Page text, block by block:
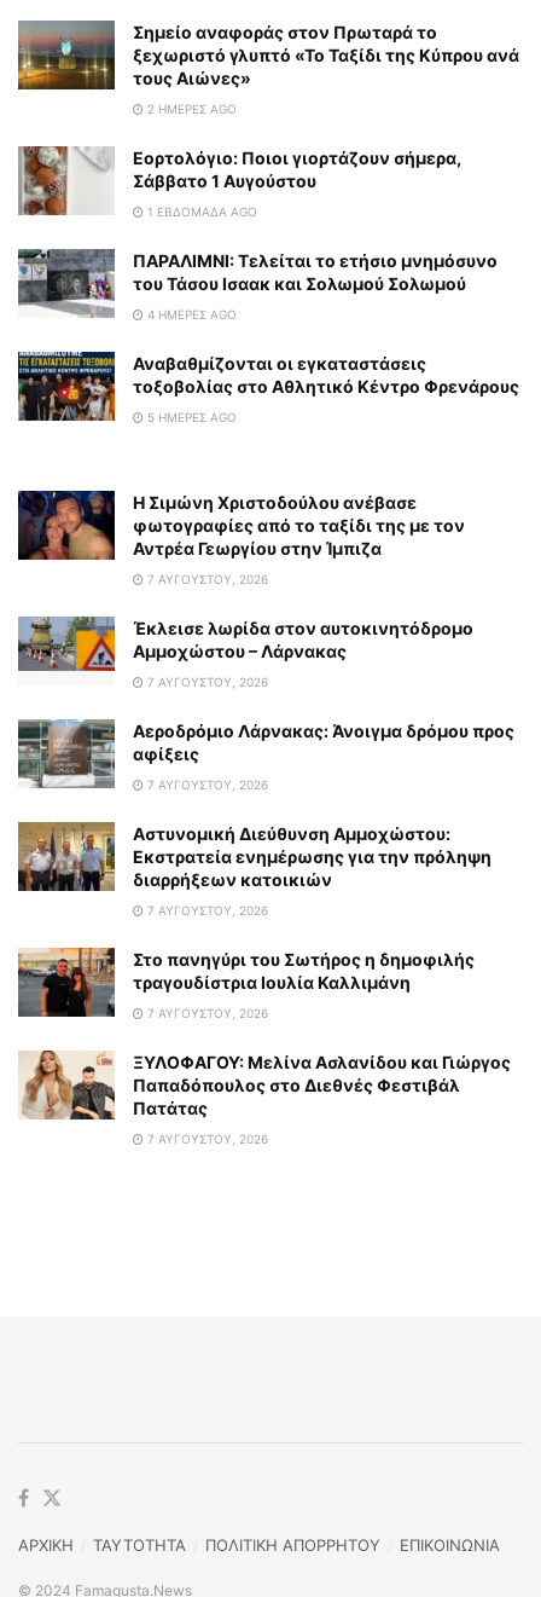
Σημείο αναφοράς στον Πρωταρά το
ξεχωριστό γλυπτό «Το Ταξίδι της Κύπρου ανά
τους Αιώνες»
2 ΗΜΈΡΕΣ AGO
Εορτολόγιο: Ποιοι γιορτάζουν σήμερα,
Σάββατο 1 Αυγούστου
1 ΕΒΔΟΜΆΔΑ AGO
ΠΑΡΑΛΙΜΝΙ: Τελείται το ετήσιο μνημόσυνο
του Τάσου Ισαακ και Σολωμού Σολωμού
4 ΗΜΈΡΕΣ AGO
Αναβαθμίζονται οι εγκαταστάσεις
τοξοβολίας στο Αθλητικό Κέντρο Φρενάρους
5 ΗΜΈΡΕΣ AGO
Η Σιμώνη Χριστοδούλου ανέβασε
φωτογραφίες από το ταξίδι της με τον
Αντρέα Γεωργίου στην Ίμπιζα
7 ΑΥΓΟΎΣΤΟΥ, 2026
Έκλεισε λωρίδα στον αυτοκινητόδρομο
Αμμοχώστου – Λάρνακας
7 ΑΥΓΟΎΣΤΟΥ, 2026
Αεροδρόμιο Λάρνακας: Άνοιγμα δρόμου προς
αφίξεις
7 ΑΥΓΟΎΣΤΟΥ, 2026
Αστυνομική Διεύθυνση Αμμοχώστου:
Εκστρατεία ενημέρωσης για την πρόληψη
διαρρήξεων κατοικιών
7 ΑΥΓΟΎΣΤΟΥ, 2026
Στο πανηγύρι του Σωτήρος η δημοφιλής
τραγουδίστρια Ιουλία Καλλιμάνη
7 ΑΥΓΟΎΣΤΟΥ, 2026
ΞΥΛΟΦΑΓΟΥ: Μελίνα Ασλανίδου και Γιώργος
Παπαδόπουλος στο Διεθνές Φεστιβάλ
Πατάτας
7 ΑΥΓΟΎΣΤΟΥ, 2026
ΑΡΧΙΚΗ TAYTOTHTA ΠΟΛΙΤΙΚΗ ΑΠΟΡΡΗΤΟΥ ΕΠΙΚΟΙΝΩΝΙΑ
© 2024 Famagusta.News